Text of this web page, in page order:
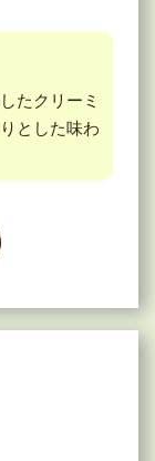
たクリーミ
とした味わ